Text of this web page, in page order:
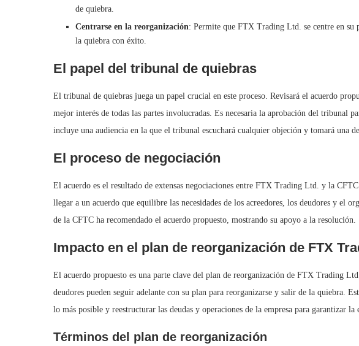
de quiebra.
Centrarse en la reorganización: Permite que FTX Trading Ltd. se centre en
la quiebra con éxito.
El papel del tribunal de quiebras
El tribunal de quiebras juega un papel crucial en este proceso. Revisará el acuerdo
mejor interés de todas las partes involucradas. Es necesaria la aprobación del tribunal
incluye una audiencia en la que el tribunal escuchará cualquier objeción y tomará una
El proceso de negociación
El acuerdo es el resultado de extensas negociaciones entre FTX Trading Ltd. y la
llegar a un acuerdo que equilibre las necesidades de los acreedores, los deudores y el
de la CFTC ha recomendado el acuerdo propuesto, mostrando su apoyo a la resolución.
Impacto en el plan de reorganización de FTX
El acuerdo propuesto es una parte clave del plan de reorganización de FTX Trading
deudores pueden seguir adelante con su plan para reorganizarse y salir de la quiebra.
lo más posible y reestructurar las deudas y operaciones de la empresa para garantizar
Términos del plan de reorganización